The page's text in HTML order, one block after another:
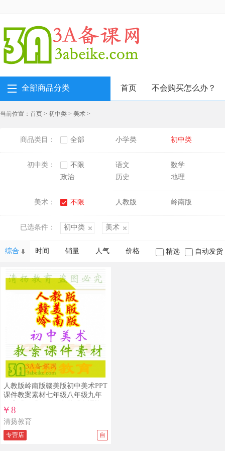
全部商品分类 首页 不会购买怎么办？
当前位置： 首页 > 初中类 > 美术 >
商品类目： 全部 小学类 初中类
初中类： 不限 语文
数学
政治
历史 地理
美术： 不限 人教版 岭南版
已选条件： 初中类 美术
综合 时间 销量 人气 价格 精选 自动发货
人教版岭南版赣美版初中美术PPT
课件教案素材七年级八年级九年
料打包下载
￥8
清扬教育
专营店 自